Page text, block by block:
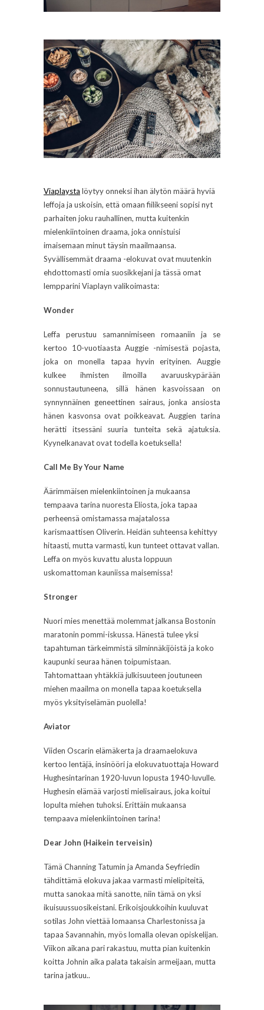
Viaplaysta löytyy onneksi ihan älytön määrä hyviä
leffoja ja uskoisin, että omaan fiilikseeni sopisi nyt
parhaiten joku rauhallinen, mutta kuitenkin
mielenkiintoinen draama, joka onnistuisi
imaisemaan minut täysin maailmaansa.
Syvällisemmät draama -elokuvat ovat muutenkin
ehdottomasti omia suosikkejani ja tässä omat
lempparini Viaplayn valikoimasta:
Wonder
Leffa perustuu samannimiseen romaaniin ja se
kertoo 10-vuotiaasta Auggie -nimisestä pojasta,
joka on monella tapaa hyvin erityinen. Auggie
kulkee ihmisten ilmoilla avaruuskypärään
sonnustautuneena, sillä hänen kasvoissaan on
synnynnäinen geneettinen sairaus, jonka ansiosta
hänen kasvonsa ovat poikkeavat. Auggien tarina
herätti itsessäni suuria tunteita sekä ajatuksia.
Kyynelkanavat ovat todella koetuksella!
Call Me By Your Name
Äärimmäisen mielenkiintoinen ja mukaansa
tempaava tarina nuoresta Eliosta, joka tapaa
perheensä omistamassa majatalossa
karismaattisen Oliverin. Heidän suhteensa kehittyy
hitaasti, mutta varmasti, kun tunteet ottavat vallan.
Leffa on myös kuvattu alusta loppuun
uskomattoman kauniissa maisemissa!
Stronger
Nuori mies menettää molemmat jalkansa Bostonin
maratonin pommi-iskussa. Hänestä tulee yksi
tapahtuman tärkeimmistä silminnäkijöistä ja koko
kaupunki seuraa hänen toipumistaan.
Tahtomattaan yhtäkkiä julkisuuteen joutuneen
miehen maailma on monella tapaa koetuksella
myös yksityiselämän puolella!
Aviator
Viiden Oscarin elämäkerta ja draamaelokuva
kertoo lentäjä, insinööri ja elokuvatuottaja Howard
Hughesintarinan 1920-luvun lopusta 1940-luvulle.
Hughesin elämää varjosti mielisairaus, joka koitui
lopulta miehen tuhoksi. Erittäin mukaansa
tempaava mielenkiintoinen tarina!
Dear John (Haikein terveisin)
Tämä Channing Tatumin ja Amanda Seyfriedin
tähdittämä elokuva jakaa varmasti mielipiteitä,
mutta sanokaa mitä sanotte, niin tämä on yksi
ikuisuussuosikeistani. Erikoisjoukkoihin kuuluvat
sotilas John viettää lomaansa Charlestonissa ja
tapaa Savannahin, myös lomalla olevan opiskelijan.
Viikon aikana pari rakastuu, mutta pian kuitenkin
koitta Johnin aika palata takaisin armeijaan, mutta
tarina jatkuu..